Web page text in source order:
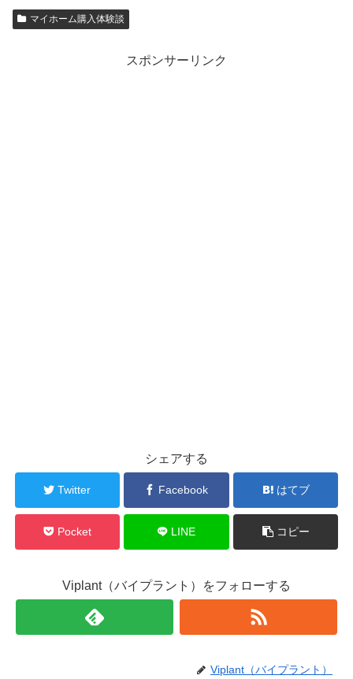
す
)
ウ
ィ
ン
マイホーム購入体験談
スポンサーリンク
シェアする
Twitter Facebook はてブ
Pocket LINE コピー
Viplant（バイプラント）をフォローする
Viplant（バイプラント）